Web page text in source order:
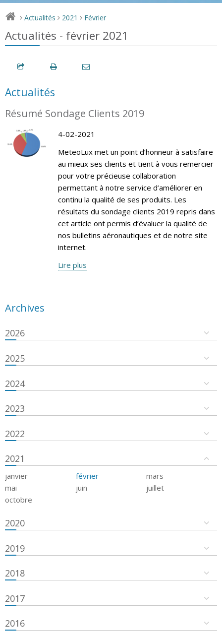
> Actualités > 2021 > Février
Actualités - février 2021
Actualités
Résumé Sondage Clients 2019
4-02-2021
MeteoLux met un point d’honneur à satisfaire
au mieux ses clients et tient à vous remercier
pour votre précieuse collaboration
permettant à notre service d’améliorer en
continu la qualité de ses produits. Les
résultats du sondage clients 2019 repris dans
cet article ont permis d’évaluer la qualité de
nos bulletins aéronautiques et de notre site
internet.
Lire plus
Archives
2026
2025
2024
2023
2022
2021
janvier février
mars
mai
juin
juillet
octobre
2020
2019
2018
2017
2016